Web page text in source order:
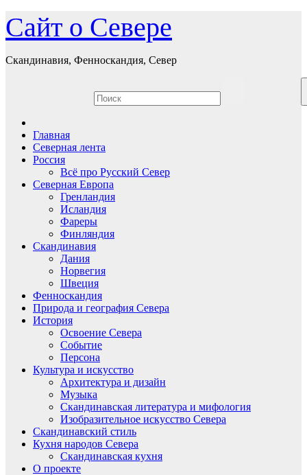
Перейти
к
содержимому
Сайт о Севере
Скандинавия, Фенноскандия, Север
Главная
Северная лента
Россия
Всё про Русский Север
Северная Европа
Гренландия
Исландия
Фареры
Финляндия
Скандинавия
Дания
Норвегия
Швеция
Фенноскандия
Природа и география Севера
История
Освоение Севера
Событие
Персона
Культура и искусство
Архитектура и дизайн
Музыка
Скандинавская литература и мифология
Изобразительное искусство Севера
Скандинавский стиль
Кухня народов Севера
Скандинавская кухня
О проекте